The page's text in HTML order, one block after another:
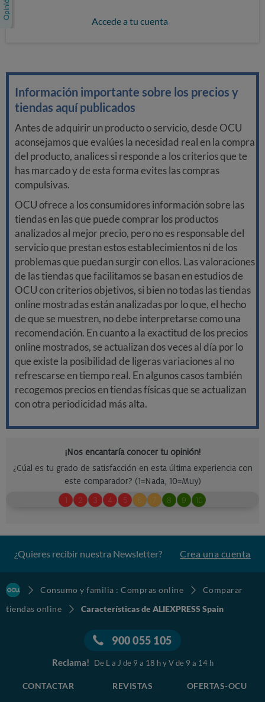
Accede a tu cuenta
Información importante sobre los precios y
tiendas aquí publicados
Antes de adquirir un producto o servicio, desde OCU
aconsejamos que evalúes la necesidad real en la compra
del producto, analices si responde a los criterios que te
has marcado y de esta forma evites las compras
compulsivas.
OCU ofrece a los consumidores información sobre las
tiendas en las que puede comprar los productos
analizados al mejor precio, pero no es responsable del
servicio que prestan estos establecimientos ni de los
problemas que puedan surgir con ellos. Las valoraciones
de las tiendas que facilitamos se basan en estudios de
OCU con criterios objetivos, si bien no todas las tiendas
online mostradas están analizadas por lo que, el hecho
de que se muestren, no debe interpretarse como una
recomendación. En cuanto a la exactitud de los precios
online mostrados, se actualizan dos veces al día por lo
que existe la posibilidad de ligeras variaciones al no
refrescarse en tiempo real. En algunos casos también
recogemos precios en tiendas físicas que se actualizan
con otra periodicidad más alta.
¿Quieres recibir nuestra Newsletter? Crea una cuenta
Consumo y familia : Compras online
Comparar
tiendas online
Características de ALIEXPRESS Spain
900 055 105
Reclama! De L a J de 9 a 18 h y V de 9 a 14 h
CONTACTAR REVISTAS OFERTAS-OCU